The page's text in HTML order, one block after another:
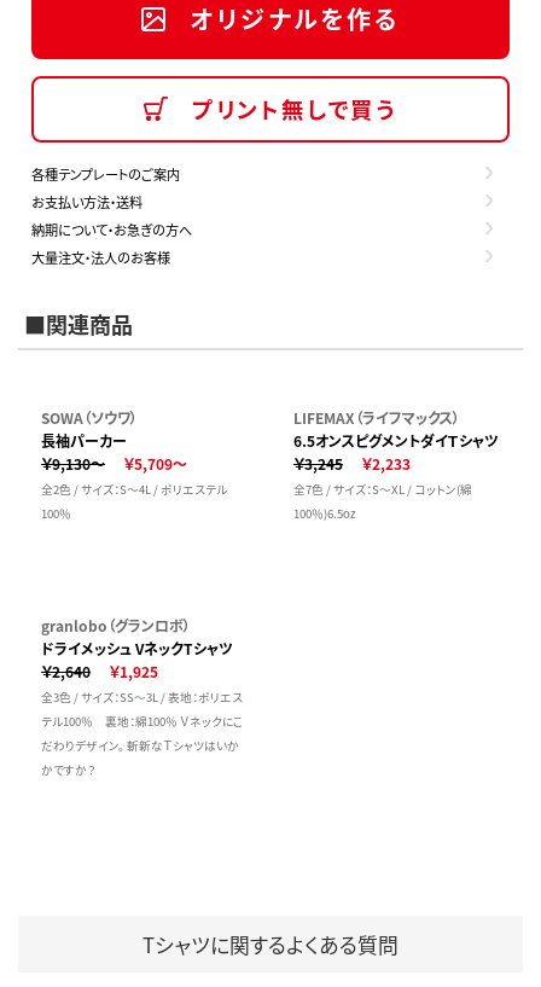
オリジナルを作る
プリント無しで買う
各種テンプレートのご案内
お支払い方法・送料
納期について・お急ぎの方へ
大量注文・法人のお客様
■関連商品
SOWA（ソウワ）
長袖パーカー
￥9,130～
￥5,709～
全2色 / サイズ：S～4L / ポリエステル
100％
LIFEMAX（ライフマックス）
6.5オンスピグメントダイＴシャツ
￥3,245
￥2,233
全7色 / サイズ：S～XL / コットン(綿
100％)6.5oz
granlobo（グランロボ）
ドライメッシュ VネックTシャツ
￥2,640
￥1,925
全3色 / サイズ：SS～3L / 表地：ポリエス
テル100％ 裏地：綿100％ Ｖネックにこ
だわりデザイン。 斬新なＴシャツはいか
かですか？
Tシャツに関するよくある質問